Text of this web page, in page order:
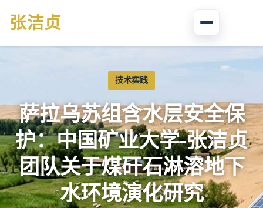
张洁贞
技术实践
萨拉乌苏组含水层安全保
护：中国矿业大学-张洁贞
团队关于煤矸石淋溶地下
水环境演化研究